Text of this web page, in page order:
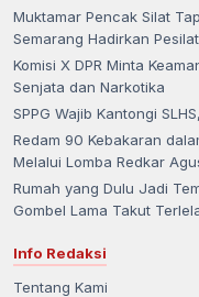
Muktamar Pencak Silat
Semarang Hadirkan
Komisi X DPR Minta
Senjata dan Narkotika
SPPG Wajib Kantongi
Redam 90 Kebakaran
Melalui Lomba Redkar
Rumah yang Dulu Jadi
Gombel Lama Takut
Info Redaksi
Tentang Kami